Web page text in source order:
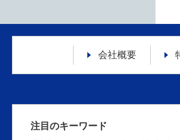
会社概要
注目のキーワード